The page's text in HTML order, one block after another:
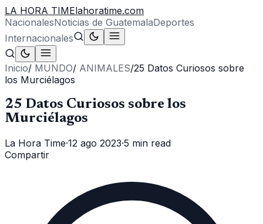
LA HORA TIMElahoratime.com
NacionalesNoticias de GuatemalaDeportes
Internacionales
Inicio/ MUNDO/ ANIMALES/25 Datos Curiosos sobre
los Murciélagos
25 Datos Curiosos sobre los
Murciélagos
La Hora Time·12 ago 2023·5 min read
Compartir